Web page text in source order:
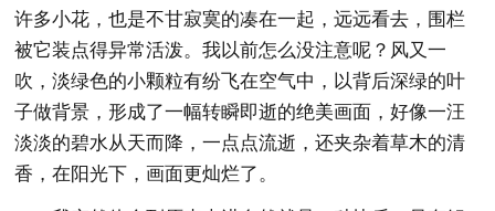
许多小花，也是不甘寂寞的凑在一起，远远看去，围栏
被它装点得异常活泼。我以前怎么没注意呢？风又一
吹，淡绿色的小颗粒有纷飞在空气中，以背后深绿的叶
子做背景，形成了一幅转瞬即逝的绝美画面，好像一汪
淡淡的碧水从天而降，一点点流逝，还夹杂着草木的清
香，在阳光下，画面更灿烂了。